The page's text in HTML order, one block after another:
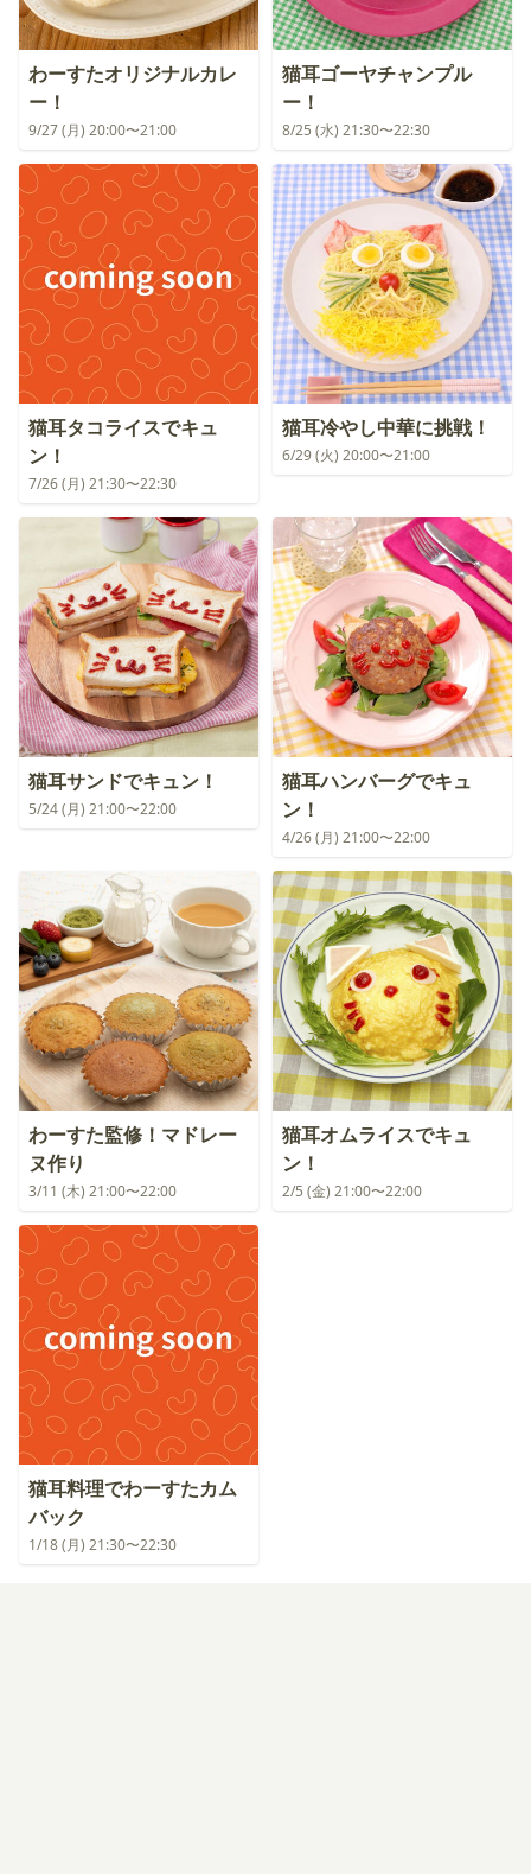
わーすたオリジナルカレ
ー！
9/27 (月) 20:00〜21:00
猫耳ゴーヤチャンプル
ー！
8/25 (水) 21:30〜22:30
猫耳タコライスでキュ
ン！
7/26 (月) 21:30〜22:30
猫耳冷やし中華に挑戦！
6/29 (火) 20:00〜21:00
猫耳サンドでキュン！
5/24 (月) 21:00〜22:00
猫耳ハンバーグでキュ
ン！
4/26 (月) 21:00〜22:00
わーすた監修！マドレー
ヌ作り
3/11 (木) 21:00〜22:00
猫耳オムライスでキュ
ン！
2/5 (金) 21:00〜22:00
猫耳料理でわーすたカム
バック
1/18 (月) 21:30〜22:30